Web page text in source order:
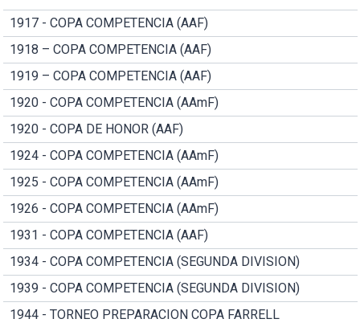
1917 - COPA COMPETENCIA (AAF)
1918 – COPA COMPETENCIA (AAF)
1919 – COPA COMPETENCIA (AAF)
1920 - COPA COMPETENCIA (AAmF)
1920 - COPA DE HONOR (AAF)
1924 - COPA COMPETENCIA (AAmF)
1925 - COPA COMPETENCIA (AAmF)
1926 - COPA COMPETENCIA (AAmF)
1931 - COPA COMPETENCIA (AAF)
1934 - COPA COMPETENCIA (SEGUNDA DIVISION)
1939 - COPA COMPETENCIA (SEGUNDA DIVISION)
1944 - TORNEO PREPARACION COPA FARRELL